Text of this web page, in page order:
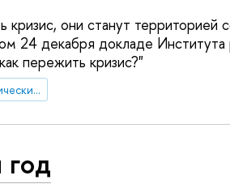
они станут территорией
24 декабря докладе Института
пережить кризис?"
мировой финансово-экономический кризис